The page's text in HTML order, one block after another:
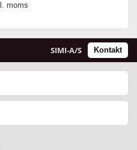
moms
Kontakt
SIMI-A/S